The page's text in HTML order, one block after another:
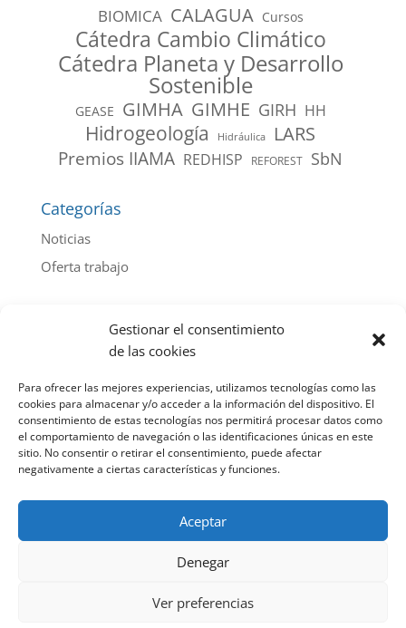
Gestionar el consentimiento
de las cookies
Para ofrecer las mejores experiencias, utilizamos tecnologías como las
cookies para almacenar y/o acceder a la información del dispositivo. El
consentimiento de estas tecnologías nos permitirá procesar datos como
el comportamiento de navegación o las identificaciones únicas en este
sitio. No consentir o retirar el consentimiento, puede afectar
negativamente a ciertas características y funciones.
Aceptar
Denegar
Ver preferencias
BIOMICA CALAGUA Cursos
Cátedra Cambio Climático
Cátedra Planeta y Desarrollo
Sostenible
GEASE GIMHA GIMHE GIRH HH
Hidrogeología Hidráulica
LARS
Premios IIAMA REDHISP REFOREST SbN
Categorías
Noticias
Oferta trabajo
2024(112)
2023(107)
2022(85)
2019(115)